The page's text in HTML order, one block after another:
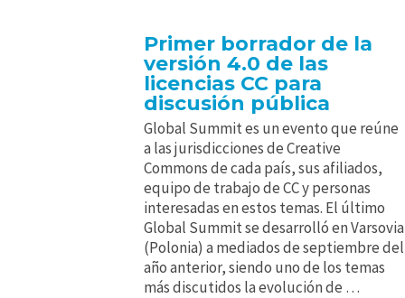
Primer borrador de la
versión 4.0 de las
licencias CC para
discusión pública
Global Summit es un evento que reúne
a las jurisdicciones de Creative
Commons de cada país, sus afiliados,
equipo de trabajo de CC y personas
interesadas en estos temas. El último
Global Summit se desarrolló en Varsovia
(Polonia) a mediados de septiembre del
año anterior, siendo uno de los temas
más discutidos la evolución de …